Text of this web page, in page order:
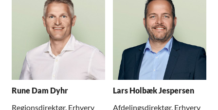
Rune Dam Dyhr
Regionsdirektør, Erhverv
Lars Holbæk Jespersen
Afdelingsdirektør, Erhverv